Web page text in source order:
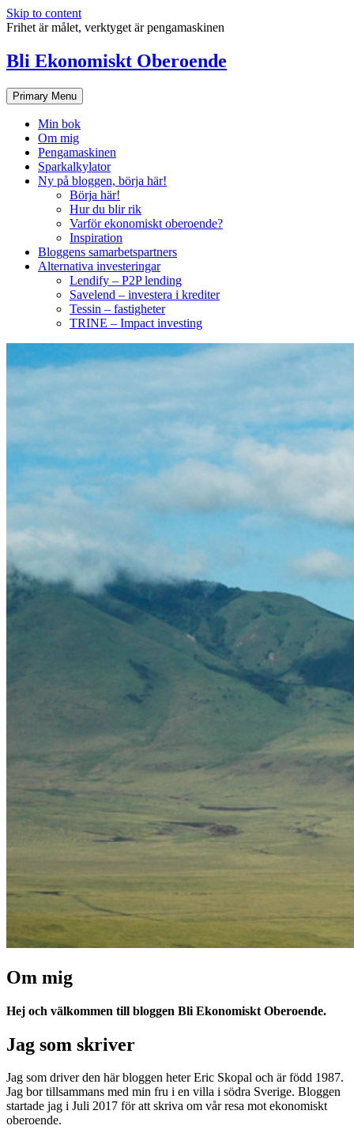
Skip to content
Frihet är målet, verktyget är pengamaskinen
Bli Ekonomiskt Oberoende
Primary Menu
Min bok
Om mig
Pengamaskinen
Sparkalkylator
Ny på bloggen, börja här!
Börja här!
Hur du blir rik
Varför ekonomiskt oberoende?
Inspiration
Bloggens samarbetspartners
Alternativa investeringar
Lendify – P2P lending
Savelend – investera i krediter
Tessin – fastigheter
TRINE – Impact investing
Om mig
Hej och välkommen till bloggen Bli Ekonomiskt Oberoende.
Jag som skriver
Jag som driver den här bloggen heter Eric Skopal och är född 1987.
Jag bor tillsammans med min fru i en villa i södra Sverige. Bloggen
startade jag i Juli 2017 för att skriva om vår resa mot ekonomiskt
oberoende.